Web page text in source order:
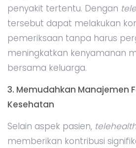
penyakit tertentu. Dengan
tersebut dapat melakukan
pemeriksaan tanpa harus
meningkatkan kenyamanan
bersama keluarga.
3. Memudahkan Manajemen
Kesehatan
Selain aspek pasien,
memberikan kontribusi